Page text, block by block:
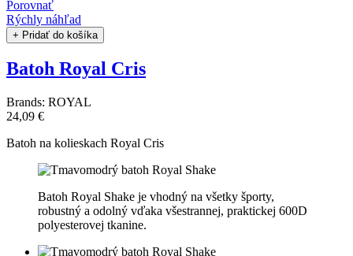
Porovnať
Rýchly náhľad
+ Pridať do košíka
Batoh Royal Cris
Brands: ROYAL
24,09 €
Batoh na kolieskach Royal Cris
Batoh Royal Shake je vhodný na všetky športy,
robustný a odolný vďaka všestrannej, praktickej 600D
polyesterovej tkanine.